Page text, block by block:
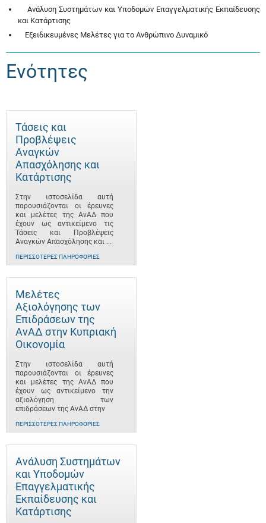
Ανάλυση Συστημάτων και Υποδομών Επαγγελματικής Εκπαίδευσης
και Κατάρτισης
Εξειδικευμένες Μελέτες για το Ανθρώπινο Δυναμικό
Ενότητες
Τάσεις και
Προβλέψεις
Αναγκών
Απασχόλησης και
Κατάρτισης
Στην ιστοσελίδα αυτή
παρουσιάζονται οι έρευνες
και μελέτες της ΑνΑΔ που
έχουν ως αντικείμενο τις
Τάσεις και Προβλέψεις
Αναγκών Απασχόλησης και ...
ΠΕΡΙΣΣΌΤΕΡΕΣ ΠΛΗΡΟΦΟΡΊΕΣ
Μελέτες
Αξιολόγησης των
Επιδράσεων της
ΑνΑΔ στην Κυπριακή
Οικονομία
Στην ιστοσελίδα αυτή
παρουσιάζονται οι έρευνες
και μελέτες της ΑνΑΔ που
έχουν ως αντικείμενο την
αξιολόγηση των
επιδράσεων της ΑνΑΔ στην
ΠΕΡΙΣΣΌΤΕΡΕΣ ΠΛΗΡΟΦΟΡΊΕΣ
Ανάλυση Συστημάτων
και Υποδομών
Επαγγελματικής
Εκπαίδευσης και
Κατάρτισης